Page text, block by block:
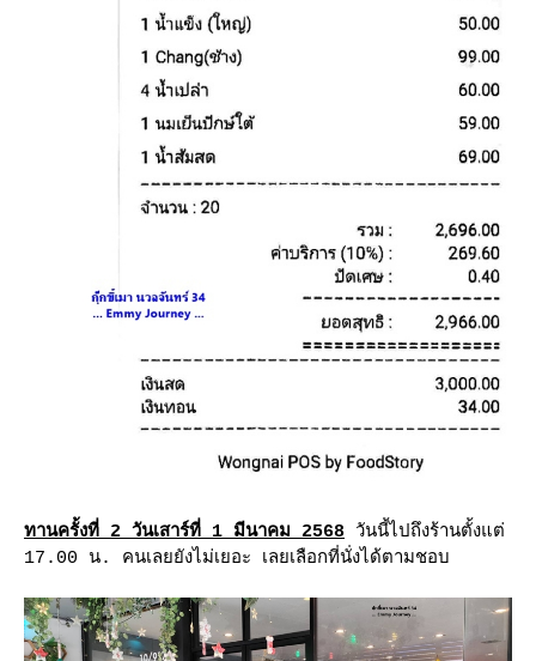
ทานครั้งที่ 2 วันเสาร์ที่ 1 มีนาคม 2568 วันนี้ไปถึงร้านตั้งแต่
17.00 น. คนเลยยังไม่เยอะ เลยเลือกที่นั่งได้ตามชอบ